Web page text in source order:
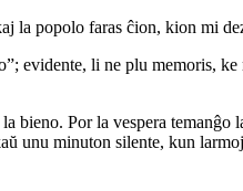
popolo faras ĉion, kion mi
evidente, li ne plu memoris,
Por la vespera
unu minuton silente, kun